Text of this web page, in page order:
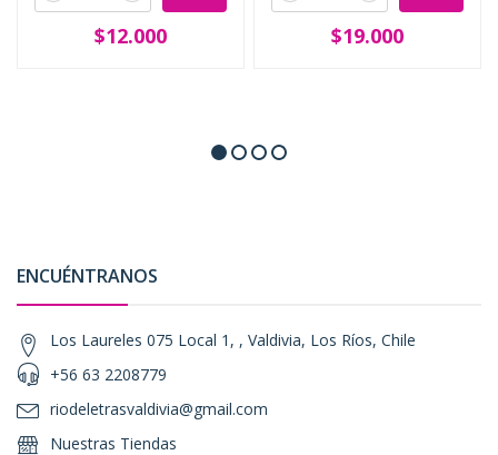
$12.000 $19.000
ENCUÉNTRANOS
Los Laureles 075 Local 1, , Valdivia, Los Ríos, Chile
+56 63 2208779
riodeletrasvaldivia@gmail.com
Nuestras Tiendas